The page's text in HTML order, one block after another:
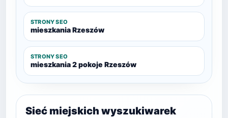
STRONY SEO
mieszkania Rzeszów
STRONY SEO
mieszkania 2 pokoje Rzeszów
Sieć miejskich wyszukiwarek